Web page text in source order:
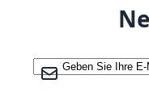
Melden Sie sich